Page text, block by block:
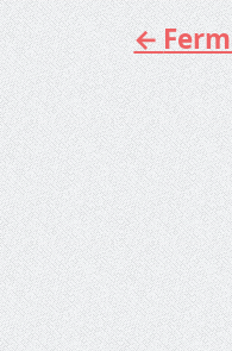
Aller
au
contenu